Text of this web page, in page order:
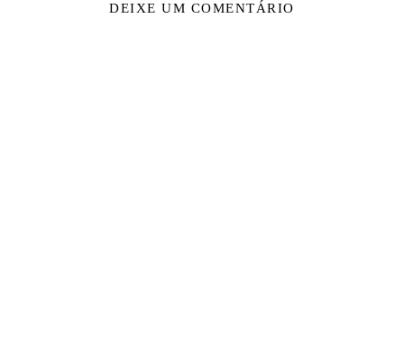
DEIXE UM COMENTÁRIO